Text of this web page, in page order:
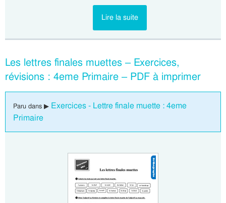
Lire la suite
Les lettres finales muettes – Exercices,
révisions : 4eme Primaire – PDF à imprimer
Paru dans ▶ Exercices - Lettre finale muette : 4eme
Primaire